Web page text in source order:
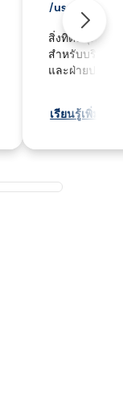
/user/month
สิ่งที่ดีที่สุดของ
สำหรับบริการ
และฝ่ายปฏิบัติ
เรียนรู้เพิ่มเติม